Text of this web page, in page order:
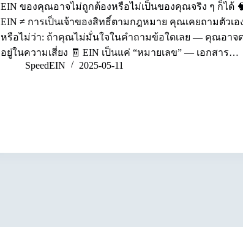
EIN ของคุณอาจไม่ถูกต้องหรือไม่เป็นของคุณจริง ๆ ก็ได้
EIN ≠ การเป็นเจ้าของสิทธิ์ตามกฎหมาย คุณเคยถามตัวเอ
หรือไม่ว่า: ถ้าคุณไม่มั่นใจในคำถามข้อใดเลย — คุณอาจ
อยู่ในความเสี่ยง 🧾 EIN เป็นแค่ “หมายเลข” — เอกสาร…
SpeedEIN
2025-05-11